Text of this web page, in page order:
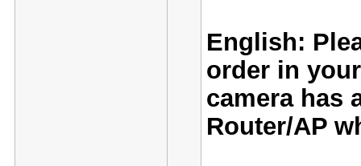
English:
order in
camera has
Router/AP